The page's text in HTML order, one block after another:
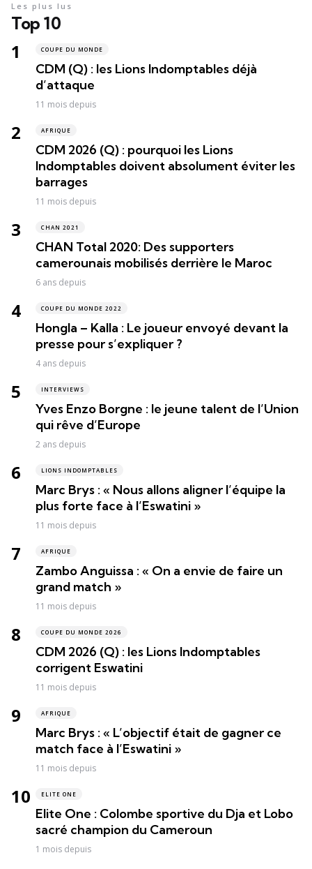
Top 10
Les plus lus
COUPE DU MONDE
CDM (Q) : les Lions Indomptables déjà
d’attaque
11 mois depuis
AFRIQUE
CDM 2026 (Q) : pourquoi les Lions
Indomptables doivent absolument éviter les
barrages
11 mois depuis
CHAN 2021
CHAN Total 2020: Des supporters
camerounais mobilisés derrière le Maroc
6 ans depuis
COUPE DU MONDE 2022
Hongla – Kalla : Le joueur envoyé devant la
presse pour s’expliquer ?
4 ans depuis
INTERVIEWS
Yves Enzo Borgne : le jeune talent de l’Union
qui rêve d’Europe
2 ans depuis
LIONS INDOMPTABLES
Marc Brys : « Nous allons aligner l’équipe la
plus forte face à l’Eswatini »
11 mois depuis
AFRIQUE
Zambo Anguissa : « On a envie de faire un
grand match »
11 mois depuis
COUPE DU MONDE 2026
CDM 2026 (Q) : les Lions Indomptables
corrigent Eswatini
11 mois depuis
AFRIQUE
Marc Brys : « L’objectif était de gagner ce
match face à l’Eswatini »
11 mois depuis
ELITE ONE
Elite One : Colombe sportive du Dja et Lobo
sacré champion du Cameroun
1 mois depuis